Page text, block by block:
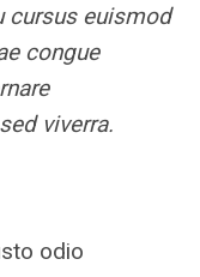
cursus euismod
congue
viverra.
odio